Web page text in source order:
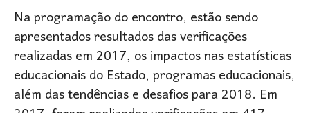
Na programação do encontro, estão sendo
apresentados resultados das verificações
realizadas em 2017, os impactos nas estatísticas
educacionais do Estado, programas educacionais,
além das tendências e desafios para 2018. Em